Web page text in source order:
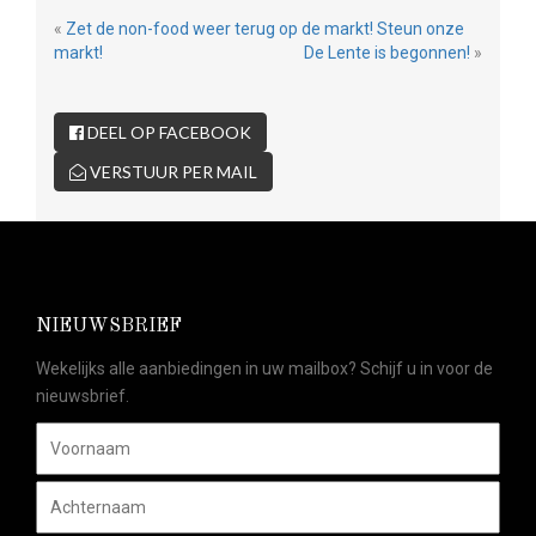
« Zet de non-food weer terug op de markt! Steun onze
markt!
De Lente is begonnen! »
DEEL OP FACEBOOK
VERSTUUR PER MAIL
NIEUWSBRIEF
Wekelijks alle aanbiedingen in uw mailbox? Schijf u in voor de
nieuwsbrief.